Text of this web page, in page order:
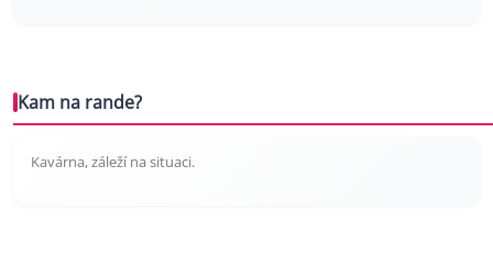
Kam na rande?
Kavárna, záleží na situaci.